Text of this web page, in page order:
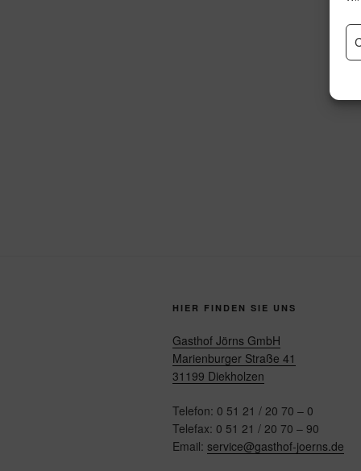
HIER FINDEN SIE UNS
Gasthof Jörns GmbH
Marienburger Straße 41
31199 Diekholzen
Telefon: 0 51 21 / 20 70 – 0
Telefax: 0 51 21 / 20 70 – 90
Email: service@gasthof-joerns.de